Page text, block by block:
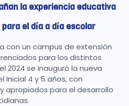
la experiencia educativa
el día a día escolar
con un campus de extensión
para los distintos
2024 se inauguró la nueva
Inicial 4 y 5 años, con
apropiados para el desarrollo